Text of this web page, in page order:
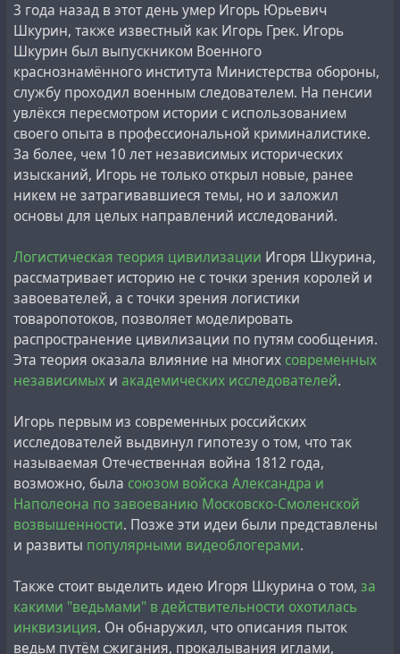
The day of the camp's liberation is established by the
United Nations as the International Day of
Remembrance of the Victims of the Holocaust.
On this day 5 years ago, on the 75th anniversary of the
liberation of this concentration camp, Anne Frank's 90-
year-old half-sister,Eva Schloss, who was imprisoned in
Auschwitz at the age of 15 and was directly involved in
these events, claimed that thefootage of the Soviet
liberation of Auschwitz was fakebecause the army had
no cameras at the liberation, there was a lot of snow in
those days, and there is no snow on the documentary
footage of the liberation of the camp.
Несмотря на то, что это заявление Евы Шлосс в
некоторых странах могло бы расцениваться, как
ревизионизм холокоста,документы из Освенцима,
хранившиеся в Центральном государственном особом
говорят совсем о других цифрах
За пять лет существования системы трудовых
лагерей Освенцима, в них умерло всего около 70
тысяч (точнее — 73 137) человек всех
национальностей, из которых 38 031— евреи. Это в
пределах естественной смертности города с
населением около 1 млн. человек.
3 года назад в этот день умер Игорь Юрьевич
Шкурин, также известный как Игорь Грек. Игорь
Шкурин был выпускником Военного
краснознамённого института Министерства обороны,
службу проходил военным следователем. На пенсии
увлёкся пересмотром истории с использованием
своего опыта в профессиональной криминалистике.
За более, чем 10 лет независимых исторических
изысканий, Игорь не только открыл новые, ранее
никем не затрагивавшиеся темы, но и заложил
основы для целых направлений исследований.
Логистическая теория цивилизации Игоря Шкурина,
рассматривает историю не с точки зрения королей и
завоевателей, а с точки зрения логистики
товаропотоков, позволяет моделировать
распространение цивилизации по путям сообщения.
Эта теория оказала влияние на многих современных
независимых и академических исследователей.
Игорь первым из современных российских
исследователей выдвинул гипотезу о том, что так
называемая Отечественная война 1812 года,
возможно, была союзом войска Александра и
Наполеона по завоеванию Московско-Смоленской
возвышенности. Позже эти идеи были представлены
и развиты популярными видеоблогерами.
Также стоит выделить идею Игоря Шкурина о том, за
какими "ведьмами" в действительности охотилась
инквизиция. Он обнаружил, что описания пыток
ведьм путём сжигания, прокалывания иглами,